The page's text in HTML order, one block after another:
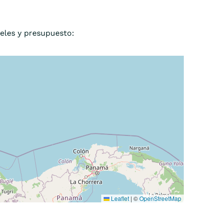
y presupuesto:
Leaflet | ©OpenStreetMap